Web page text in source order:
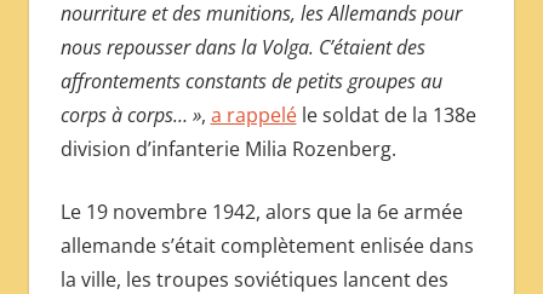
nourriture et des munitions, les Allemands pour
nous repousser dans la Volga. C’étaient des
affrontements constants de petits groupes au
corps à corps… », a rappeléle soldat de la 138e
division d’infanterie Milia Rozenberg.
Le 19 novembre 1942, alors que la 6e armée
allemande s’était complètement enlisée dans
la ville, les troupes soviétiques lancent des